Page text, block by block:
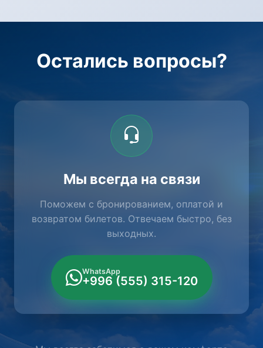
Остались вопросы?
Мы всегда на связи
Поможем с бронированием, оплатой и
возвратом билетов. Отвечаем быстро, без
выходных.
WhatsApp
+996 (555) 315-120